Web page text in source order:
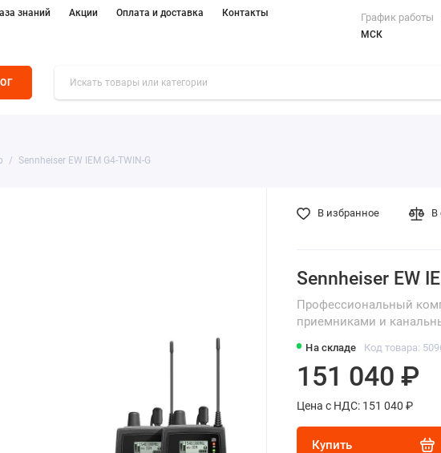
знаний Акции Оплата и доставка Контакты График работы
МСК
Sennheiser EW IEM G4-TWIN-G
Sennheiser EW
Профессиональный
приемниками и
На складе Код товара:
151 040 ₽
Цена с НДС: 151 040 ₽
Купить
В избранное В